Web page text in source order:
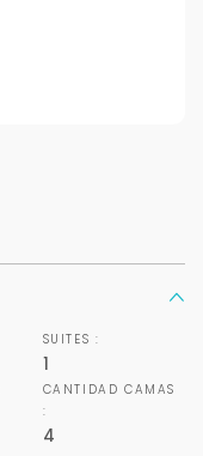
SUITES :
1
CANTIDAD CAMAS
:
4